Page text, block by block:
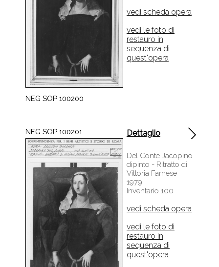
NEG SOP 100200
vedi scheda opera
vedi le foto di
restauro in
sequenza di
quest'opera
NEG SOP 100201 Dettaglio
Del Conte Jacopino
dipinto - Ritratto di
Vittoria Farnese
1979
Inventario 100
vedi scheda opera
vedi le foto di
restauro in
sequenza di
quest'opera